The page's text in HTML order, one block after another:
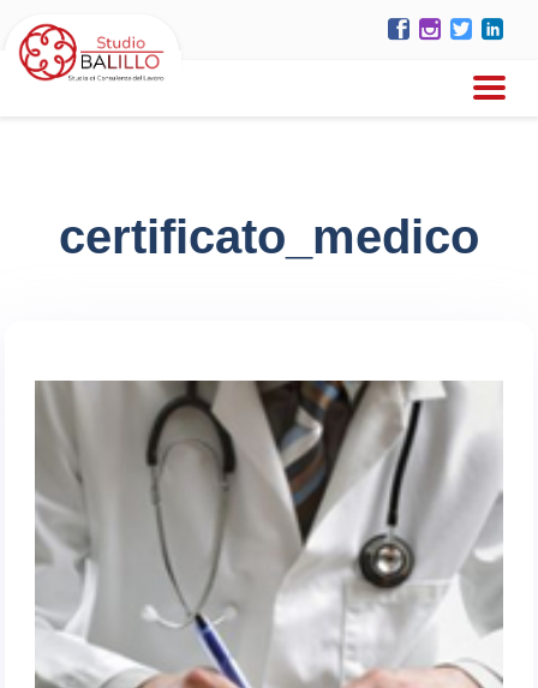
certificato_medico